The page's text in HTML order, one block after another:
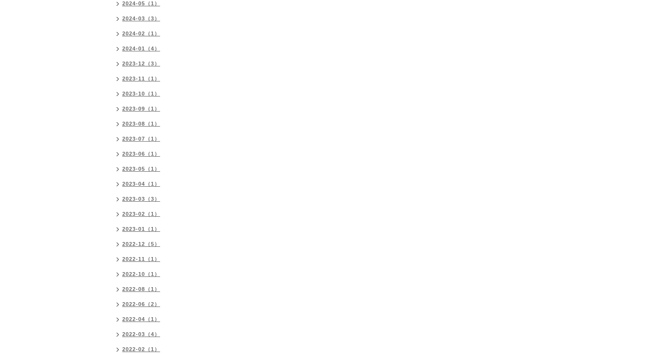
2024-05（1）
2024-03（3）
2024-02（1）
2024-01（4）
2023-12（3）
2023-11（1）
2023-10（1）
2023-09（1）
2023-08（1）
2023-07（1）
2023-06（1）
2023-05（1）
2023-04（1）
2023-03（3）
2023-02（1）
2023-01（1）
2022-12（5）
2022-11（1）
2022-10（1）
2022-08（1）
2022-06（2）
2022-04（1）
2022-03（4）
2022-02（1）